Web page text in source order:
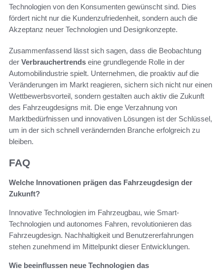
Technologien von den Konsumenten gewünscht sind. Dies
fördert nicht nur die Kundenzufriedenheit, sondern auch die
Akzeptanz neuer Technologien und Designkonzepte.
Zusammenfassend lässt sich sagen, dass die Beobachtung
der Verbrauchertrends eine grundlegende Rolle in der
Automobilindustrie spielt. Unternehmen, die proaktiv auf die
Veränderungen im Markt reagieren, sichern sich nicht nur einen
Wettbewerbsvorteil, sondern gestalten auch aktiv die Zukunft
des Fahrzeugdesigns mit. Die enge Verzahnung von
Marktbedürfnissen und innovativen Lösungen ist der Schlüssel,
um in der sich schnell verändernden Branche erfolgreich zu
bleiben.
FAQ
Welche Innovationen prägen das Fahrzeugdesign der
Zukunft?
Innovative Technologien im Fahrzeugbau, wie Smart-
Technologien und autonomes Fahren, revolutionieren das
Fahrzeugdesign. Nachhaltigkeit und Benutzererfahrungen
stehen zunehmend im Mittelpunkt dieser Entwicklungen.
Wie beeinflussen neue Technologien das